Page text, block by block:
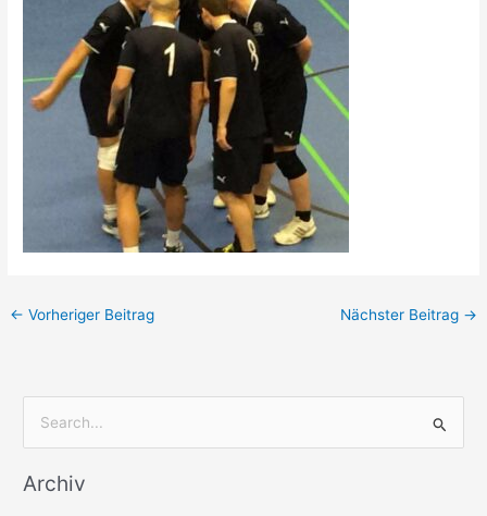
← Vorheriger Beitrag Nächster Beitrag →
c
Archiv